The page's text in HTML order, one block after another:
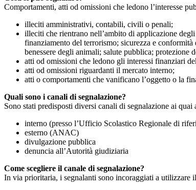
Comportamenti, atti od omissioni che ledono l’interesse
illeciti amministrativi, contabili, civili o penali;
illeciti che rientrano nell’ambito di applicazione
finanziamento del terrorismo; sicurezza e
benessere degli animali; salute pubblica; protezione
atti od omissioni che ledono gli interessi finanziari
atti od omissioni riguardanti il mercato interno;
atti o comportamenti che vanificano l’oggetto o la
Quali sono i canali di segnalazione?
Sono stati predisposti diversi canali di segnalazione ai
interno (presso l’Ufficio Scolastico Regionale di
esterno (ANAC)
divulgazione pubblica
denuncia all’Autorità giudiziaria
Come scegliere il canale di segnalazione?
In via prioritaria, i segnalanti sono incoraggiati a utilizzare